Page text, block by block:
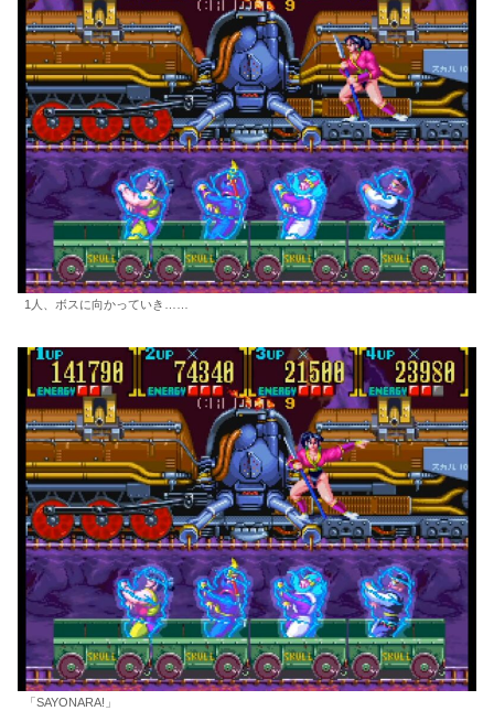
1人、ボスに向かっていき……
「SAYONARA!」